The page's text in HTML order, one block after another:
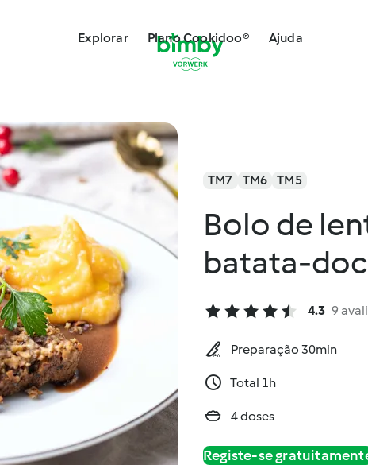
Explorar Plano Cookidoo® Ajuda
TM7 TM6 TM5
Bolo de
batata-
4.3 9
Preparação 30min
Total 1h
4 doses
Registe-se